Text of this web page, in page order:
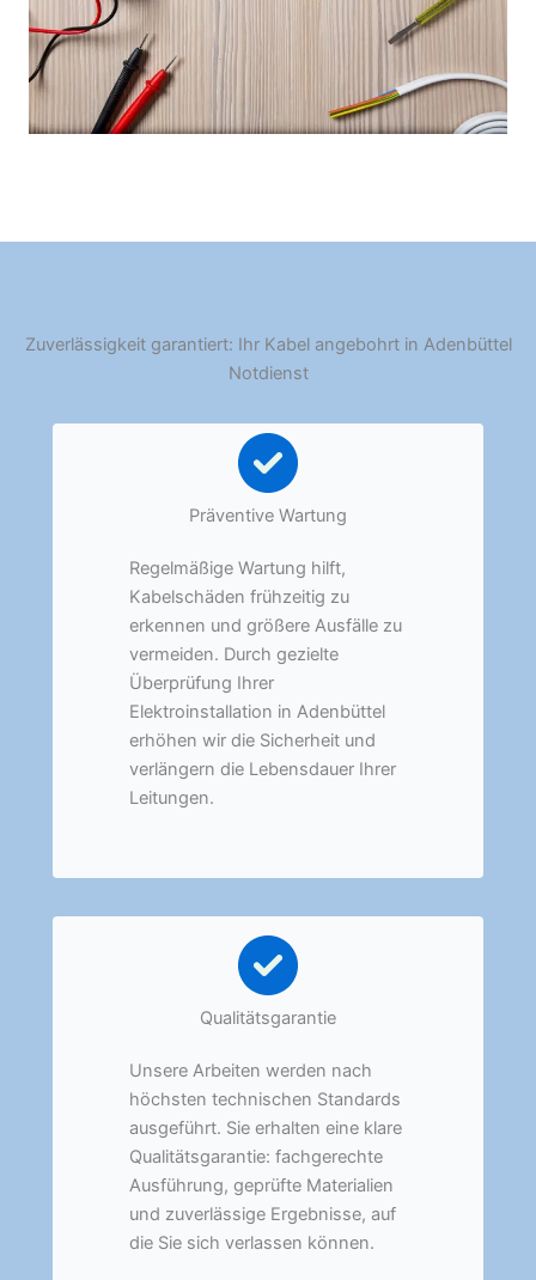
Zuverlässigkeit garantiert: Ihr Kabel angebohrt in Adenbüttel
Notdienst
Präventive Wartung
Regelmäßige Wartung hilft,
Kabelschäden frühzeitig zu
erkennen und größere Ausfälle zu
vermeiden. Durch gezielte
Überprüfung Ihrer
Elektroinstallation in Adenbüttel
erhöhen wir die Sicherheit und
verlängern die Lebensdauer Ihrer
Leitungen.
Qualitätsgarantie
Unsere Arbeiten werden nach
höchsten technischen Standards
ausgeführt. Sie erhalten eine klare
Qualitätsgarantie: fachgerechte
Ausführung, geprüfte Materialien
und zuverlässige Ergebnisse, auf
die Sie sich verlassen können.